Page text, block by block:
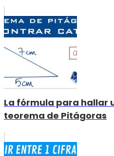
La fórmula para hallar
teorema de Pitágoras